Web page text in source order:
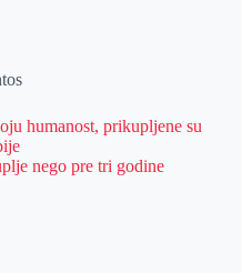
humanost, prikupljene su
nego pre tri godine